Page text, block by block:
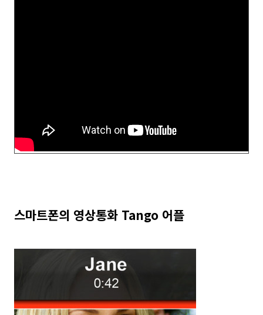
스마트폰의 영상통화 Tango 어플